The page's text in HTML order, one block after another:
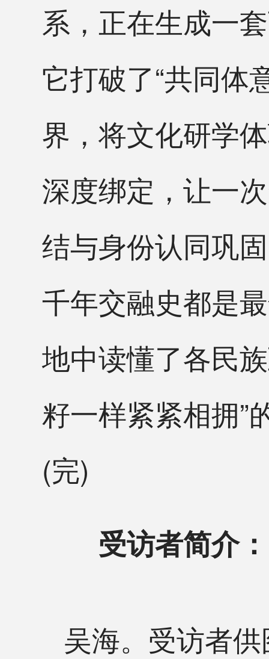
系，正在生成一
它打破了“共同体
界，将文化研学
深度绑定，让一
结与身份认同巩
千年交融史都是
地中读懂了各民
籽一样紧紧相拥”
(完)
受访者简介：
吴海。受访者